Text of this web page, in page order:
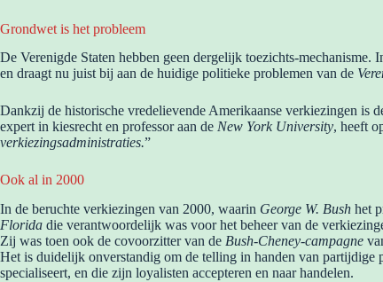
Grondwet is het probleem
De Verenigde Staten hebben geen dergelijk toezichts-
en draagt ​​nu juist bij aan de huidige politieke problemen van de
Dankzij de historische vredelievende Amerikaanse verkiezingen is
expert in kiesrecht en professor aan de New York University, heeft
verkiezingsadministraties.”
Ook al in 2000
In de beruchte verkiezingen van 2000, waarin George W. Bush het
Florida die verantwoordelijk was voor het beheer van de
Zij was toen ook de covoorzitter van de Bush-Cheney-campagne
Het is duidelijk onverstandig om de telling in handen van partijdige
specialiseert, en die zijn loyalisten accepteren en naar handelen.